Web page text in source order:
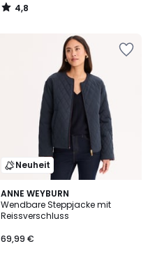
4,8
/
Neuheit
ANNE WEYBURN
Wendbare Steppjacke mit
Reissverschluss
69,99 €
2
Farben